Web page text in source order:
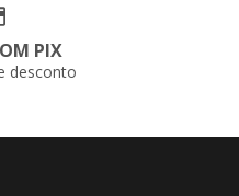
PIX
desconto